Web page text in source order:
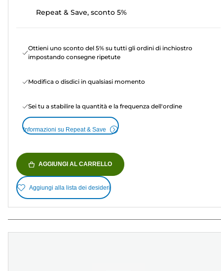
Repeat & Save, sconto 5%
Ottieni uno sconto del 5% su tutti gli ordini di inchiostro
impostando consegne ripetute
Modifica o disdici in qualsiasi momento
Sei tu a stabilire la quantità e la frequenza dell'ordine
Informazioni su Repeat & Save
AGGIUNGI AL CARRELLO
Aggiungi alla lista dei desideri